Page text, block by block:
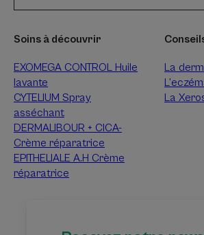
Soins à découvrir
EXOMEGA CONTROL Huile
lavante
CYTELIUM Spray
asséchant
DERMALIBOUR + CICA-
Crème réparatrice
EPITHELIALE A.H Crème
réparatrice
La
La